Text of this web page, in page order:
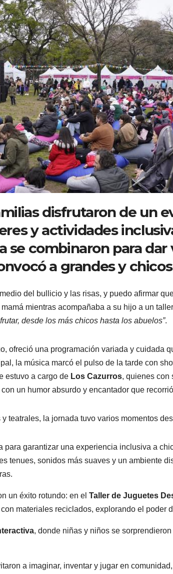
disfrutaron de un
y actividades
se combinaron para dar
a grandes y
del bullicio y las risas, y puedo afirmar
mientras acompañaba a su hijo a un
desde los más chicos hasta los abuelos”.
ofreció una programación variada y cuidada
la música marcó el pulso de la tarde con
estuvo a cargo de Los Cazurros, quienes con
un humor absurdo y encantador que
teatrales, la jornada tuvo varios momentos
para garantizar una experiencia inclusiva a
tenues, sonidos más suaves y un ambiente
un éxito rotundo: en el Taller de Juguetes
materiales reciclados, explorando el poder
, donde niñas y niños se
a imaginar, inventar y jugar en